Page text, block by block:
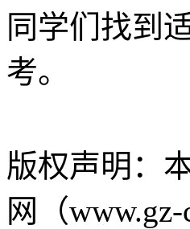
同学们找到
考。
版权声明：
网（